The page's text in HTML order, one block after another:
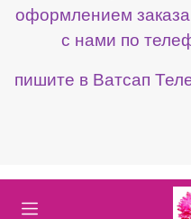
оформлением
с нами по
пишите в Ватсап